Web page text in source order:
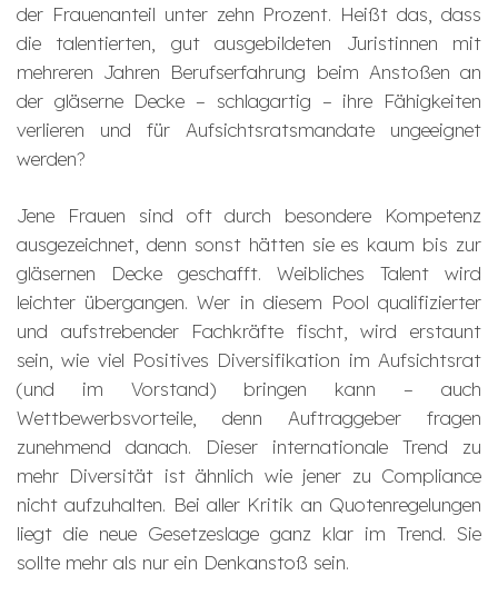
der Frauenanteil unter zehn Prozent. Heißt das, dass
die talentierten, gut ausgebildeten Juristinnen mit
mehreren Jahren Berufserfahrung beim Anstoßen an
der gläserne Decke – schlagartig – ihre Fähigkeiten
verlieren und für Aufsichtsratsmandate ungeeignet
werden?
Jene Frauen sind oft durch besondere Kompetenz
ausgezeichnet, denn sonst hätten sie es kaum bis zur
gläsernen Decke geschafft. Weibliches Talent wird
leichter übergangen. Wer in diesem Pool qualifizierter
und aufstrebender Fachkräfte fischt, wird erstaunt
sein, wie viel Positives Diversifikation im Aufsichtsrat
(und im Vorstand) bringen kann – auch
Wettbewerbsvorteile, denn Auftraggeber fragen
zunehmend danach. Dieser internationale Trend zu
mehr Diversität ist ähnlich wie jener zu Compliance
nicht aufzuhalten. Bei aller Kritik an Quotenregelungen
liegt die neue Gesetzeslage ganz klar im Trend. Sie
sollte mehr als nur ein Denkanstoß sein.